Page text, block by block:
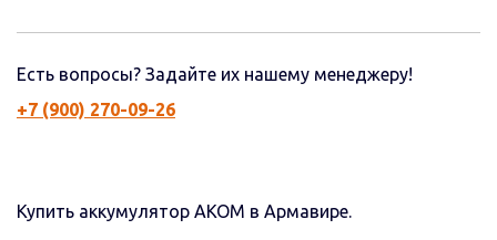
Есть вопросы? Задайте их нашему менеджеру!
+7 (900) 270-09-26
Купить аккумулятор AКОМ в Армавире.